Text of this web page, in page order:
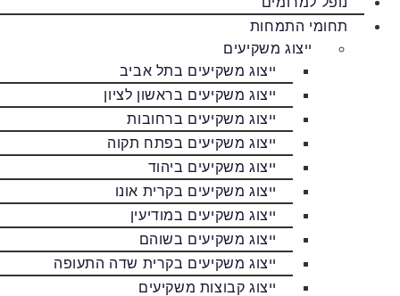
תחומי התמחות
ייצוג משקיעים
ייצוג משקיעים בתל אביב
ייצוג משקיעים בראשון לציון
ייצוג משקיעים ברחובות
ייצוג משקיעים בפתח תקוה
ייצוג משקיעים ביהוד
ייצוג משקיעים בקרית אונו
ייצוג משקיעים במודיעין
ייצוג משקיעים בשוהם
ייצוג משקיעים בקרית שדה התעופה
ייצוג קבוצות משקיעים